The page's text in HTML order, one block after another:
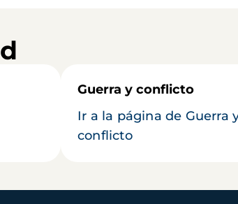
Guerra y conflicto
Ir a la página de Guerra
conflicto